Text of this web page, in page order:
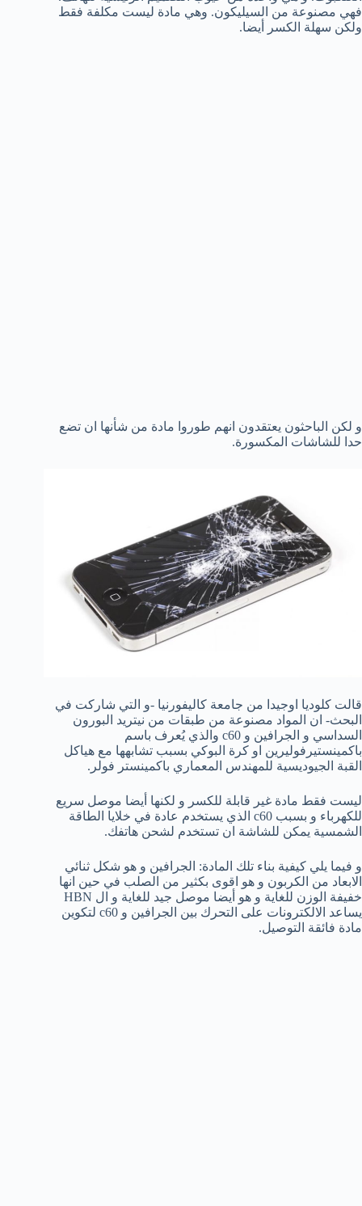
فهي مصنوعة من السيليكون. وهي مادة ليست مكلفة فقط
ولكن سهلة الكسر أيضا.
و لكن الباحثون يعتقدون انهم طوروا مادة من شأنها ان تضع
حدا للشاشات المكسورة.
قالت كلوديا اوجيدا من جامعة كاليفورنيا -و التي شاركت في
البحث- ان المواد مصنوعة من طبقات من نيتريد البورون
السداسي و الجرافين و c60 والذي يُعرف باسم
باكمينستيرفوليرين او كرة البوكي بسبب تشابهها مع هياكل
القبة الجيوديسية للمهندس المعماري باكمينستر فولر.
ليست فقط مادة غير قابلة للكسر و لكنها أيضا موصل سريع
للكهرباء و بسبب c60 الذي يستخدم عادة في خلايا الطاقة
الشمسية يمكن للشاشة ان تستخدم لشحن هاتفك.
و فيما يلي كيفية بناء تلك المادة: الجرافين و هو شكل ثنائي
الابعاد من الكربون و هو اقوى بكثير من الصلب في حين انها
خفيفة الوزن للغاية و هو أيضا موصل جيد للغاية و ال HBN
يساعد الالكترونات على التحرك بين الجرافين و c60 لتكوين
مادة فائقة التوصيل.